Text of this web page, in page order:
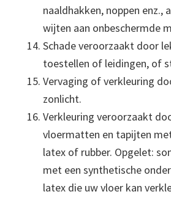
naaldhakken, noppen enz.,
wijten aan onbeschermde
Schade veroorzaakt door
toestellen of leidingen, of
Vervaging of verkleuring
zonlicht.
Verkleuring veroorzaakt
vloermatten en tapijten
latex of rubber. Opgelet:
met een synthetische
latex die uw vloer kan